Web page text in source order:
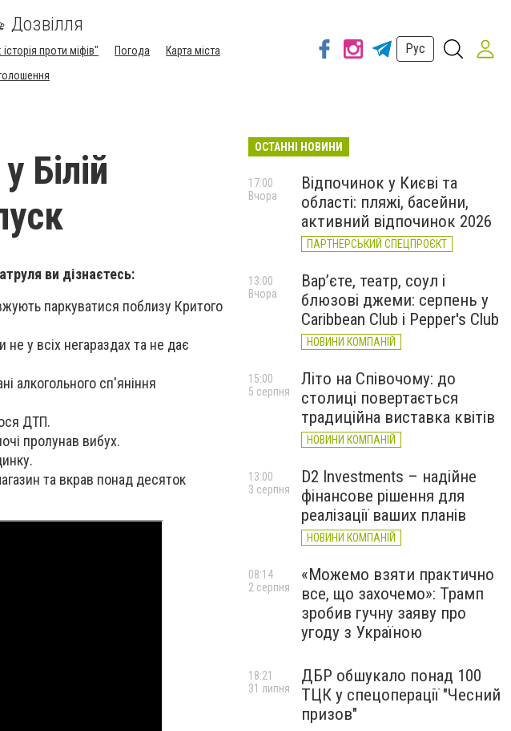
Дозвілля
проти міфів" Погода
Карта міста
Рус
Білій
ви дізнаєтесь:
паркуватися поблизу Критого
у всіх негараздах та не дає
алкогольного сп'яніння
ДТП.
пролунав вибух.
та вкрав понад десяток
ОСТАННІ НОВИНИ
Відпочинок у Києві та
області: пляжі, басейни,
активний відпочинок 2026
ПАРТНЕРСЬКИЙ СПЕЦПРОЄКТ
17:00
Вчора
Вар’єте, театр, соул і
блюзові джеми: серпень у
Caribbean Club і Pepper's Club
НОВИНИ КОМПАНІЙ
13:00
Вчора
Літо на Співочому: до
столиці повертається
традиційна виставка квітів
НОВИНИ КОМПАНІЙ
15:00
5 серпня
D2 Investments – надійне
фінансове рішення для
реалізації ваших планів
НОВИНИ КОМПАНІЙ
13:00
3 серпня
«Можемо взяти практично
все, що захочемо»: Трамп
зробив гучну заяву про
угоду з Україною
08:14
2 серпня
ДБР обшукало понад 100
ТЦК у спецоперації "Чесний
призов"
18:21
31 липня